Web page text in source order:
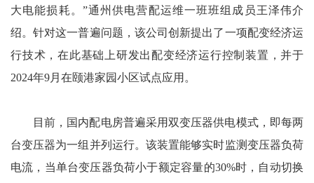
大电能损耗。”通州供电营配运维一班班组成员王泽伟介
绍。针对这一普遍问题，该公司创新提出了一项配变经济运
行技术，在此基础上研发出配变经济运行控制装置，并于
2024年9月在颐港家园小区试点应用。
目前，国内配电房普遍采用双变压器供电模式，即每两
台变压器为一组并列运行。该装置能够实时监测变压器负荷
电流，当单台变压器负荷小于额定容量的30%时，自动切换